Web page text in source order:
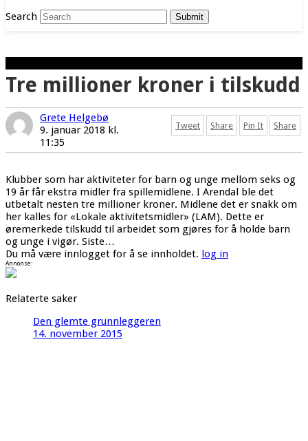
Search Submit
Tre millioner kroner i tilskudd
Tweet Share Pin It Share
Grete Helgebø
9. januar 2018 kl.
11:35
Klubber som har ­aktiviteter for barn og unge mellom seks og
19 år får ekstra midler fra spillemidlene. I Arendal ble det
utbetalt nesten tre millioner kroner. Midlene det er snakk om
her kalles for «Lokale aktivitetsmidler» (LAM). Dette er
øremerkede tilskudd til arbeidet som gjøres for å holde barn
og unge i vigør. Siste…
Du må være innlogget for å se innholdet. log in
Annonse:
Relaterte saker
Den glemte grunnleggeren
14. november 2015